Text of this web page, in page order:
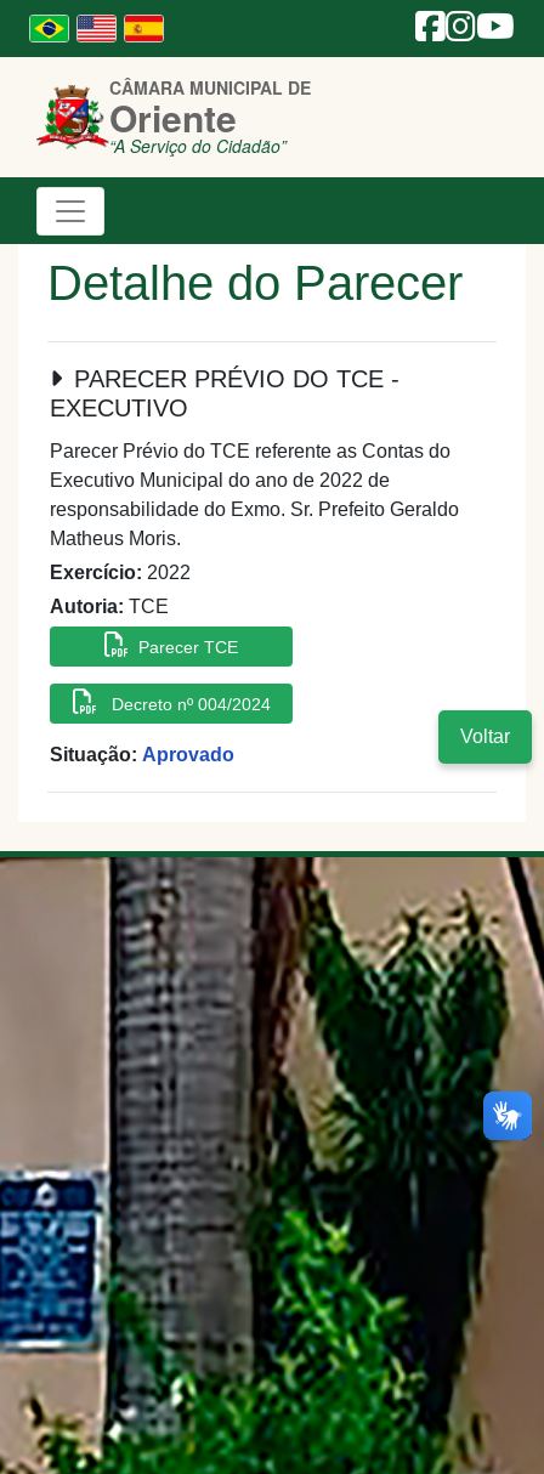
CÂMARA MUNICIPAL DE
Oriente
“A Serviço do Cidadão”
Voltar
Detalhe do Parecer
PARECER PRÉVIO DO TCE -
EXECUTIVO
Parecer Prévio do TCE referente as Contas do
Executivo Municipal do ano de 2022 de
responsabilidade do Exmo. Sr. Prefeito Geraldo
Matheus Moris.
Exercício: 2022
Autoria: TCE
Parecer TCE
Decreto nº 004/2024
Situação: Aprovado